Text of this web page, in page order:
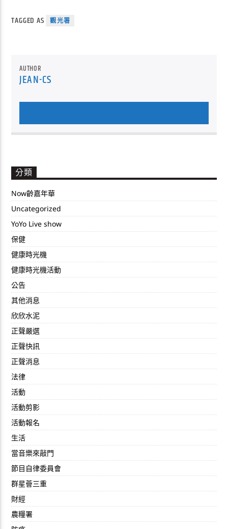
TAGGED AS 觀光署
AUTHOR
JEAN-CS
分類
Now齡嘉年華
Uncategorized
YoYo Live show
保健
健康時光機
健康時光機活動
公告
其他消息
欣欣水泥
正聲嚴選
正聲快訊
正聲消息
法律
活動
活動剪影
活動報名
生活
當音樂來敲門
節目自律委員會
群星薈三重
財經
農糧署